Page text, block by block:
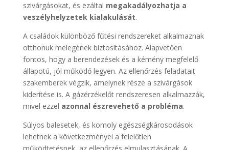
szivárgásokat, és ezáltal megakadályozhatja a
veszélyhelyzetek kialakulását.
A családok különböző fűtési rendszereket alkalmaznak
otthonuk melegének biztosításához. Alapvetően
fontos, hogy a berendezések és a kémény megfelelő
állapotú, jól működő legyen. Az ellenőrzés feladatait
szakemberek végzik, amelynek része a szivárgások
kiderítése is. A gázérzékelőt rendszeresen alkalmazzák,
mivel ezzel azonnal észrevehető a probléma.
Súlyos balesetek, és komoly egészségkárosodások
lehetnek a következményei a felelőtlen